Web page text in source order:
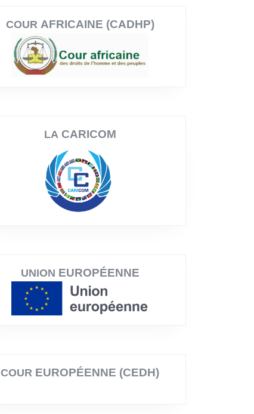
COUR AFRICAINE (CADHP)
LA CARICOM
UNION EUROPÉENNE
COUR EUROPÉENNE (CEDH)